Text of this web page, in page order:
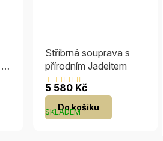
Stříbrná souprava s
přírodním Jadeitem
Průměrné
hodnocení
produktu
je
SKLADEM
5 580 Kč
Do košíku